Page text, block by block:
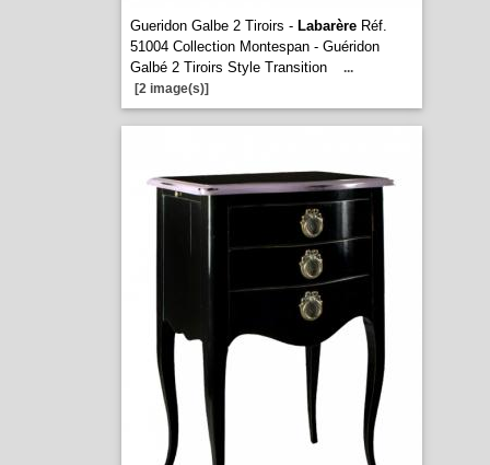
Gueridon Galbe 2 Tiroirs - LabarèreRéf.
51004 Collection Montespan - Guéridon
Galbé 2 Tiroirs Style Transition
...
[2 image(s)]